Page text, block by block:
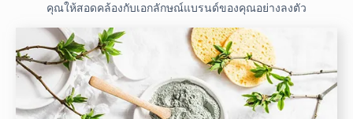
คุณให้สอดคล้องกับเอกลักษณ์แบรนด์ของคุณอย่างลงตัว